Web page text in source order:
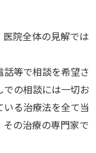
医院全体の見解では
等で相談を希望さ
での相談には一切お
いる治療法を全て当
その治療の専門家で